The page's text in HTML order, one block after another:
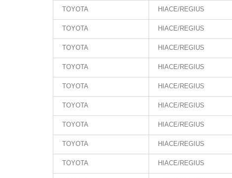
TOYOTA HIACE/REGIUS
TOYOTA HIACE/REGIUS
TOYOTA HIACE/REGIUS
TOYOTA HIACE/REGIUS
TOYOTA HIACE/REGIUS
TOYOTA HIACE/REGIUS
TOYOTA HIACE/REGIUS
TOYOTA HIACE/REGIUS
TOYOTA HIACE/REGIUS